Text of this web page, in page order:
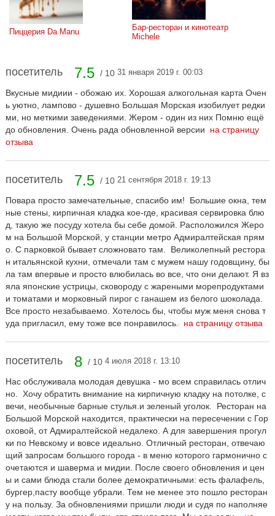
Пиццерия Da Manu
Бар-ресторан и кинотеатр
Michele
посетитель 7.5 / 10 31 января 2019 г. 00:03
Вкусные мидиии - обожаю их. Хорошая алкогольная карта Очен
ь уютно, лампово - душевно Большая Морская изобилует редки
ми, но меткими заведениями. Жером - один из них Помню ещё
до обновления. Очень рада обновленной версии на страницу
отзыва
посетитель 7.5 / 10 21 сентября 2018 г. 19:13
Повара просто замечательные, спасибо им! Большие окна, тем
ные стены, кирпичная кладка кое-где, красивая сервировка блю
д, такую же посуду хотела бы себе домой. Расположился Жеро
м на Большой Морской, у станции метро Адмиралтейская прям
о. С парковкой бывает сложновато там. Великолепный рестора
н итальянской кухни, отмечали там с мужем нашу годовщину, бы
ла там впервые и просто влюбилась во все, что они делают. Я вз
яла японские устрицы, сковороду с жареными морепродуктами
и томатами и морковный пирог с ганашем из белого шоколада.
Все просто незабываемо. Хотелось бы, чтобы муж меня снова т
уда пригласил, ему тоже все понравилось. на страницу отзыва
посетитель 8 / 10 4 июля 2018 г. 13:10
Нас обслуживала молодая девушка - мо всем справилась отлич
но. Хочу обратить внимание на кирпичную кладку на потолке, с
вечи, необычные барные стулья.и зеленый уголок. Ресторан на
Большой Морской находится, практически на пересечении с Гор
оховой, от Адмиралтейской недалеко. А для завершения прогул
ки по Невскому и вовсе идеально. Отличный ресторан, отвечаю
щий запросам большого города - в меню которого гармонично с
очетаются и шаверма и мидии. После своего обновления и цен
ы и сами блюда стали более демократичными: есть фалафель,
бургер,пасту вообще убрали. Тем не менее это пошло ресторан
у на пользу. За обновлениями пришли люди и судя по наполняе